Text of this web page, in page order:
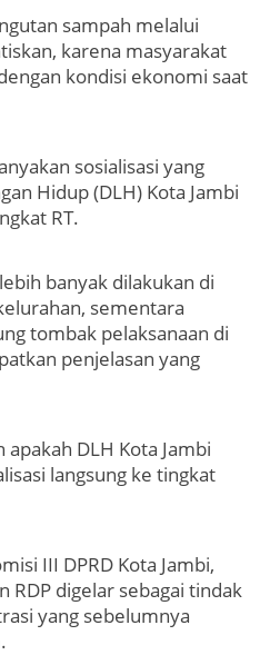
sampah melalui
karena masyarakat
kondisi ekonomi saat
sosialisasi yang
Hidup (DLH) Kota Jambi
RT.
banyak dilakukan di
sementara
tombak pelaksanaan di
penjelasan yang
DLH Kota Jambi
langsung ke tingkat
III DPRD Kota Jambi,
RDP digelar sebagai tindak
yang sebelumnya